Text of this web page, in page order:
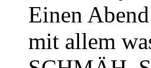
Einen
mit allem